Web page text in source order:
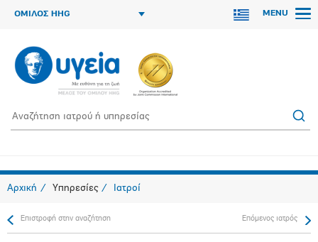
ΟΜΙΛΟΣ HHG MENU
Αρχική Υπηρεσίες Ιατροί
Επιστροφή στην αναζήτηση Επόμενος ιατρός